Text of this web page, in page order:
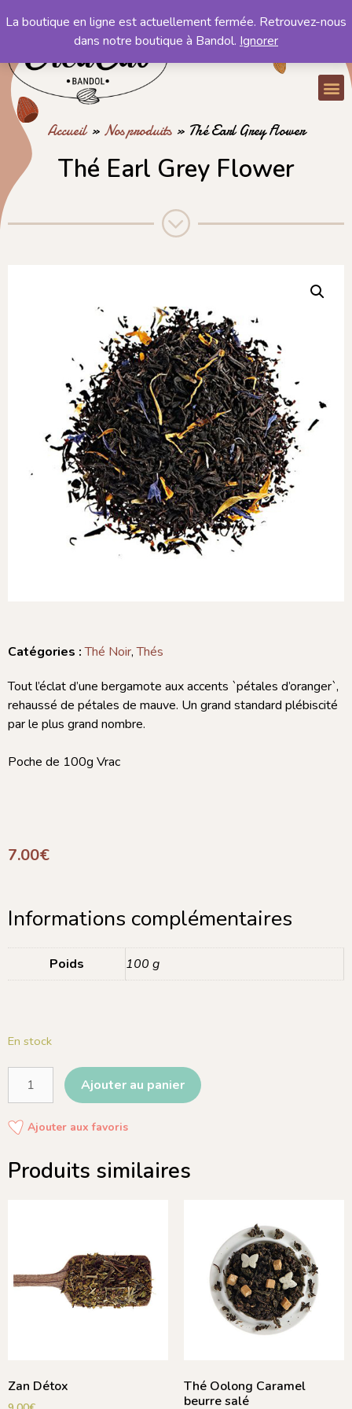
Mon compte
Accueil» Nos produits» Thé Earl Grey Flower
Thé Earl Grey Flower
Catégories : Thé Noir,Thés
Tout l’éclat d’une bergamote aux accents `pétales d’oranger`,
rehaussé de pétales de mauve. Un grand standard plébiscité
par le plus grand nombre.
Poche de 100g Vrac
7.00€
Informations complémentaires
Poids 100 g
En stock
Ajouter au panier
Ajouter aux favoris
Produits similaires
Zan Détox
Thé Oolong Caramel
beurre salé
La boutique en ligne est actuellement fermée. Retrouvez-nous
dans notre boutique à Bandol. Ignorer